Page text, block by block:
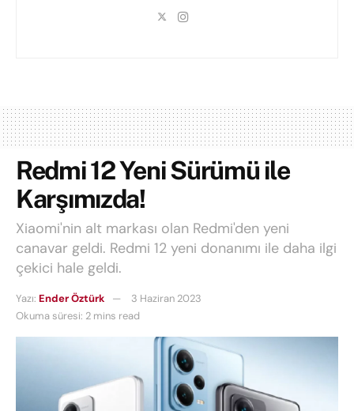
Redmi 12 Yeni Sürümü ile
Karşımızda!
Xiaomi'nin alt markası olan Redmi'den yeni
canavar geldi. Redmi 12 yeni donanımı ile daha ilgi
çekici hale geldi.
Yazı: Ender Öztürk
3 Haziran 2023
Okuma süresi: 2 mins read